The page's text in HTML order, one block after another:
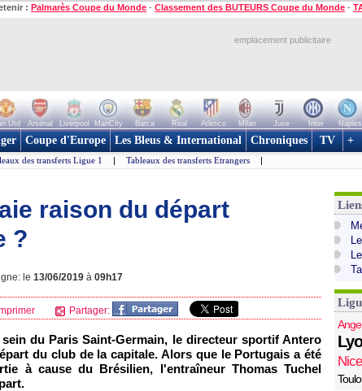
: Palmarès Coupe du Monde - Classement des BUTEURS Coupe du Monde -
emplacement publicitaire
Utd Arsenal Liverpool ManCity Barca Real Atletico Milan Juve Inter Naples
Coupe d'Europe Les Bleus & International Chroniques TV +
des transferts Ligue 1 | Tableaux des transferts Etrangers |
raison du départ
?
le 13/06/2019 à 09h17
Partager:
du Paris Saint-Germain, le directeur sportif Antero
du club de la capitale. Alors que le Portugais a été
à cause du Brésilien, l'entraîneur Thomas Tuchel
Nice